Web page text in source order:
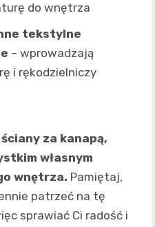
do wnętrza
tekstylne
– wprowadzają
i rękodzielniczy
za kanapą,
własnym
wnętrza. Pamiętaj,
patrzeć na tę
sprawiać Ci radość i